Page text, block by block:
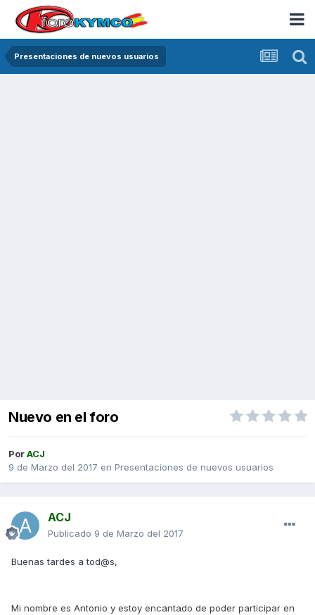
Presentaciones de nuevos usuarios
Nuevo en el foro
PorACJ
9 de Marzo del 2017 en Presentaciones de nuevos usuarios
ACJ
Publicado 9 de Marzo del 2017
Buenas tardes a tod@s,
Mi nombre es Antonio y estoy encantado de poder participar en